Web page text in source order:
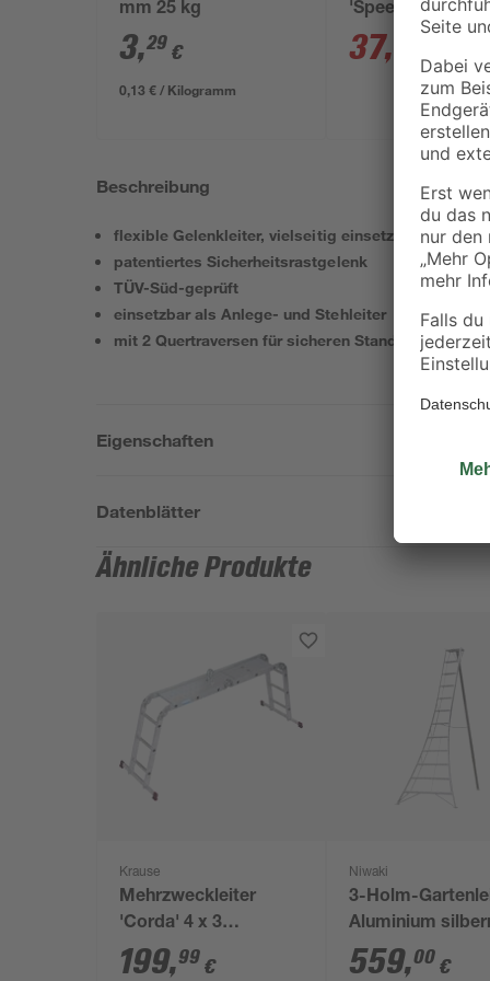
mm 25 kg
3,29 €
0,13 € / Kilogramm
'Speedy'
inkl. Zubehör
37,
Beschreibung
flexible Gelenkleiter, vielseitig einsetzbar
patentiertes Sicherheitsrastgelenk
TÜV-Süd-geprüft
einsetzbar als Anlege- und Stehleiter
mit 2 Quertraversen für sicheren Stand
Eigenschaften
Datenblätter
Ähnliche Produkte
Krause
Mehrzweckleiter
'Corda' 4 x 3
Sprossen, 3,50 m,
inkl. Plattform-Set
199,99 €
Niwaki
3-Holm-
Aluminium
x 248 x 337 cm
559,00 €